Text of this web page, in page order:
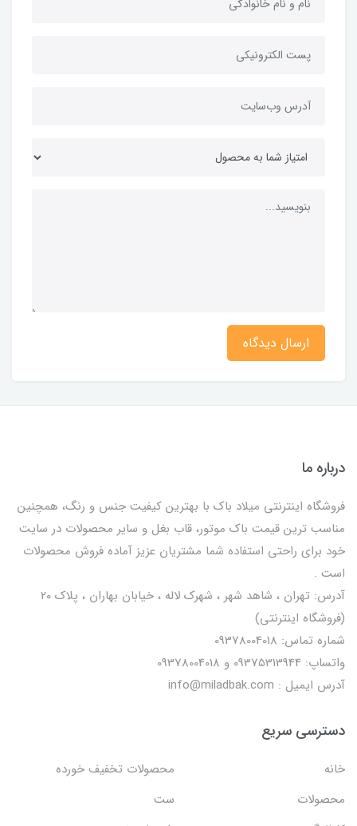
ارسال دیدگاه
درباره ما
فروشگاه اینترنتی میلاد باک با بهترین کیفیت جنس و رنگ، همچنین
مناسب ترین قیمت باک موتور، قاب بغل و سایر محصولات در سایت
خود برای راحتی استفاده شما مشتریان عزیز آماده فروش محصولات
است .
آدرس: تهران ، شاهد شهر ، شهرک لاله ، خیابان بهاران ، پلاک ۲۰
(فروشگاه اینترنتی)
شماره تماس: 09378004018
واتساپ: 09375313944 و 09378004018
آدرس ایمیل : info@miladbak.com
دسترسی سریع
خانه
محصولات تخفیف خورده
محصولات
ست